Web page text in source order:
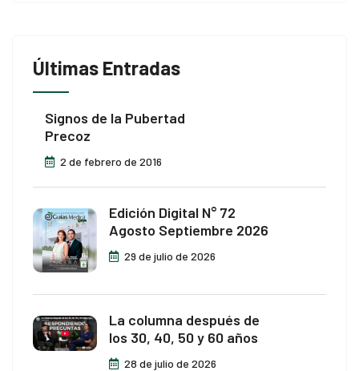
Últimas Entradas
Signos de la Pubertad
Precoz
2 de febrero de 2016
Edición Digital N° 72
Agosto Septiembre 2026
29 de julio de 2026
La columna después de
los 30, 40, 50 y 60 años
28 de julio de 2026